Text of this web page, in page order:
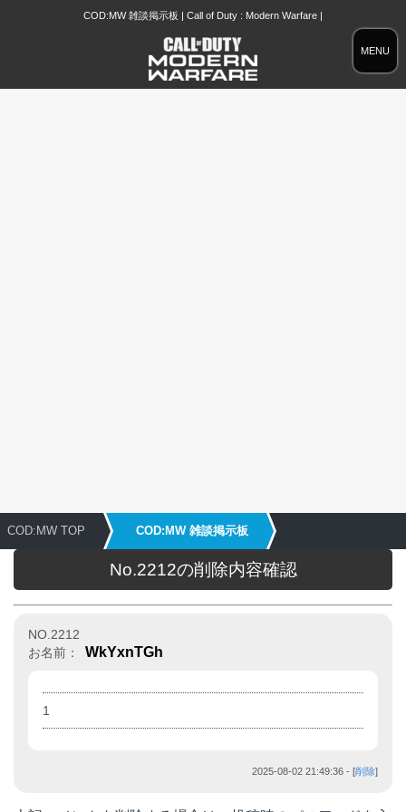
MENU
COD:MW 雑談掲示板 | Call of Duty : Modern Warfare |
COD:MW TOP COD:MW 雑談掲示板
No.2212の削除内容確認
NO.2212
お名前：
WkYxnTGh
1
2025-08-02 21:49:36 - [削除]